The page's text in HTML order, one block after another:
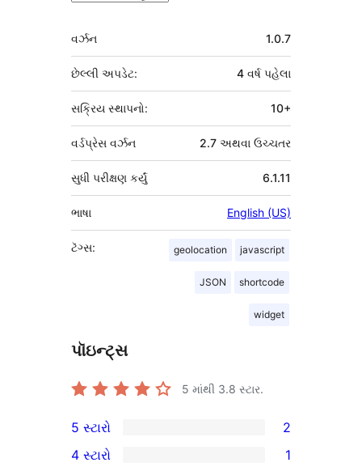
મેટા
વર્ઝન 1.0.7
છેલ્લી અપડેટ: 4 વર્ષપહેલા
સક્રિય સ્થાપનો: 10+
વર્ડપ્રેસ વર્ઝન 2.7 અથવા ઉચ્ચતર
6.1.11
સુધી પરીક્ષણ કર્યું
ભાષા English (US)
ટૅગ્સ: geolocation javascript
JSON shortcode
widget
પૉઇન્ટ્સ
5 માંથી 3.8 સ્ટાર.
2
5-
5 સ્ટારો 2
4 સ્ટારો 1